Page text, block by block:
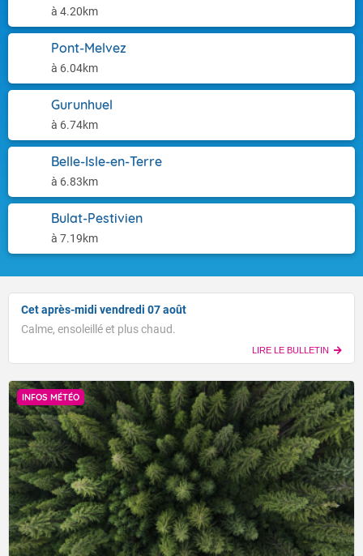
à 4.20km
Pont-Melvez
à 6.04km
Gurunhuel
à 6.74km
Belle-Isle-en-Terre
à 6.83km
Bulat-Pestivien
à 7.19km
Cet après-midi vendredi 07 août
Calme, ensoleillé et plus chaud.
LIRE LE BULLETIN
INFOS MÉTÉO